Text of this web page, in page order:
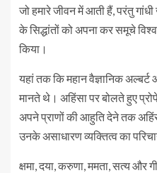
जो हमारे जीवन में आती हैं, परंतु
के सिद्धांतों को अपना कर समूचे
किया।
यहां तक कि महान वैज्ञानिक
मानते थे। अहिंसा पर बोलते हुए
अपने प्राणों की आहुति देने तक
उनके असाधारण व्यक्तित्व का
क्षमा, दया, करुणा, ममता, सत्य और